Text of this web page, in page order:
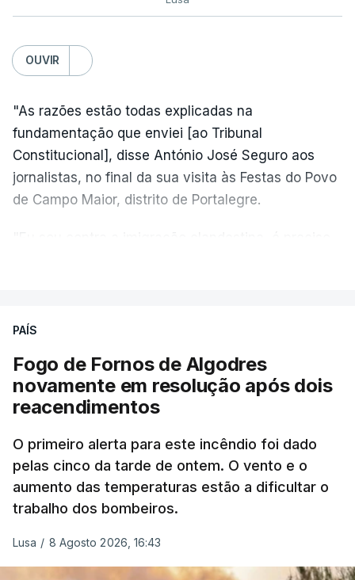
OUVIR
"As razões estão todas explicadas na
fundamentação que enviei [ao Tribunal
Constitucional], disse António José Seguro aos
jornalistas, no final da sua visita às Festas do Povo
de Campo Maior, distrito de Portalegre.
nada disto é incompatível com tratarmos com
crianças", acrescentou.
António José Seguro mostrou dúvidas sobre se é
ERRO100
ESTE CONTEÚDO ESTÁ NESTE
PAÍS
Fogo de Fornos de Algodres
novamente em resolução após dois
reacendimentos
O primeiro alerta para este incêndio foi dado
pelas cinco da tarde de ontem. O vento e o
aumento das temperaturas estão a dificultar o
trabalho dos bombeiros.
Lusa / 8 Agosto 2026, 16:43